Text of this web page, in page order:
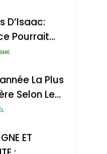
D’Isaac:
Pourrait
À 13 Pays
La Plus
Selon Le
ET